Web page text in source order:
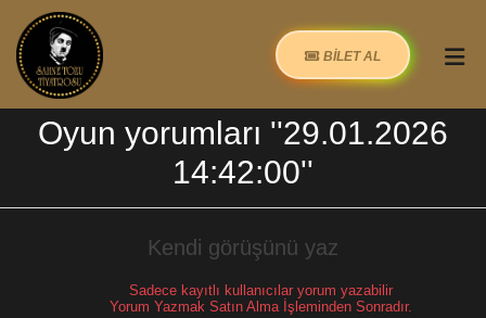
BİLET AL
Oyun yorumları
29.01.2026
14:42:00
Kendi görüşünü yaz
Sadece kayıtlı kullanıcılar yorum yazabilir
Yorum Yazmak Satın Alma İşleminden Sonradır.